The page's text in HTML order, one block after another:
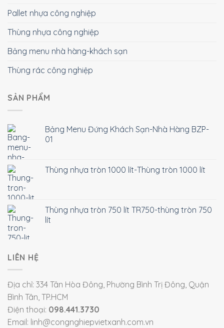
Pallet nhựa công nghiệp
Thùng nhựa công nghiệp
Bảng menu nhà hàng-khách sạn
Thùng rác công nghiệp
SẢN PHẨM
Bảng Menu Đứng Khách Sạn-Nhà Hàng BZP-
01
Thùng nhựa tròn 1000 lít-Thùng tròn 1000 lít
Thùng nhựa tròn 750 lít TR750-thùng tròn 750
lít
LIÊN HỆ
Địa chỉ: 334 Tân Hòa Đông, Phường Bình Trị Đông, Quận
Bình Tân, TP.HCM
Điện thoại: 098.441.3730
Email: linh@congnghiepvietxanh.com.vn